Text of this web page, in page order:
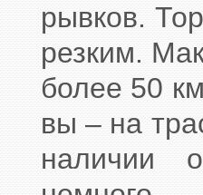
рывков.
резким.
более 50
вы – на
наличии